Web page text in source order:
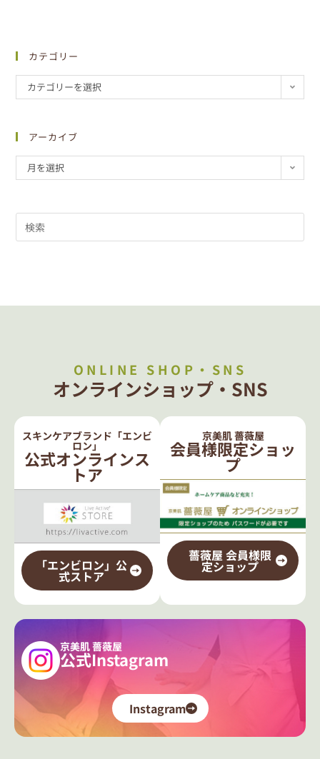
カテゴリー
カテゴリーを選択
アーカイブ
月を選択
ONLINE SHOP・SNS
オンラインショップ・SNS
スキンケアブランド「エンビ
ロン」
公式オンラインス
トア
「エンビロン」公
式ストア
京美肌 薔薇屋
会員様限定ショッ
プ
薔薇屋 会員様限
定ショップ
京美肌 薔薇屋
公式Instagram
Instagram